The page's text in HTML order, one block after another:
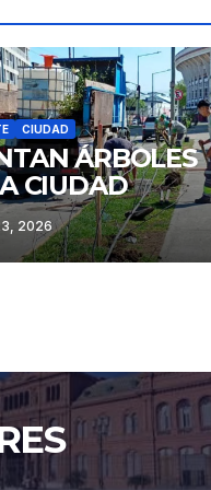
CIUDAD
ÁRBOLES
CIUDAD
2026